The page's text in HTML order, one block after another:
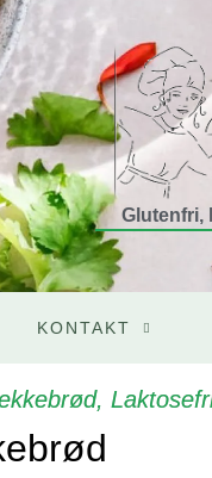
Glutenfri,
KONTAKT
,